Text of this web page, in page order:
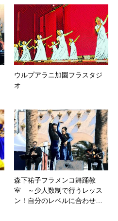
ウルプアラニ加園フラスタジ
オ
森下祐子フラメンコ舞踊教
室 ～少人数制で行うレッス
ン！自分のレベルに合わせ…